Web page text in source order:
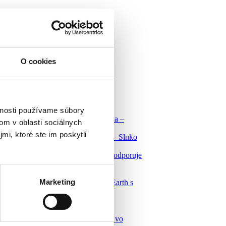
O cookies
používame súbory
v oblasti sociálnych
ktoré ste im poskytli
Marketing
prvú monografiu Zdeněka Smieška –
fotografa a pedagóga
listy k výstave Alina Ferdinandy – Slnko
spolu! Východoslovenská galéria podporuje
štrajk!
Shop vyhráva Fuzzy Earth s
Shop
osvetlenia a IT infraštruktúry vo